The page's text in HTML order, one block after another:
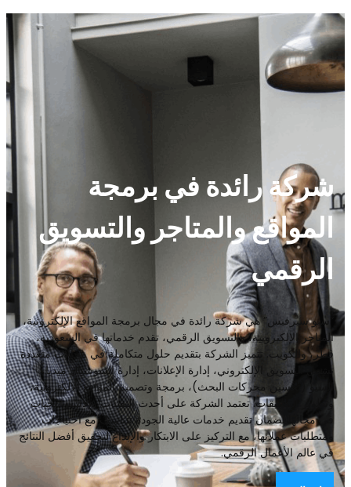
شركة رائدة في برمجة
المواقع والمتاجر والتسويق
الرقمي
“سيو سيرفيس” هي شركة رائدة في مجال برمجة المواقع الإلكترونية،
المتاجر الإلكترونية، والتسويق الرقمي، تقدم خدماتها في السعودية،
قطر، والكويت. تتميز الشركة بتقديم حلول متكاملة في مجالات متعددة
تشمل التسويق الإلكتروني، إدارة الإعلانات، إدارة السوشيال ميديا،
السيو (تحسين محركات البحث)، برمجة وتصميم المواقع الإلكترونية،
وتطوير التطبيقات. تعتمد الشركة على أحدث التقنيات والاستراتيجيات
في مجالها لضمان تقديم خدمات عالية الجودة تتناسب مع احتياجات
ومتطلبات عملائها، مع التركيز على الابتكار والإبداع لتحقيق أفضل النتائج
في عالم الأعمال الرقمي.